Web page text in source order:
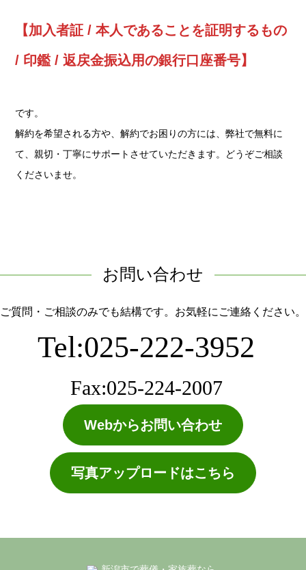
【加入者証 / 本人であることを証明するもの
/ 印鑑 / 返戻金振込用の銀行口座番号】
です。
解約を希望される方や、解約でお困りの方には、弊社で無料に
て、親切・丁寧にサポートさせていただきます。どうぞご相談
くださいませ。
お問い合わせ
ご質問・ご相談のみでも結構です。お気軽にご連絡ください。
Tel:025-222-3952
Fax:025-224-2007
Webからお問い合わせ
写真アップロードはこちら